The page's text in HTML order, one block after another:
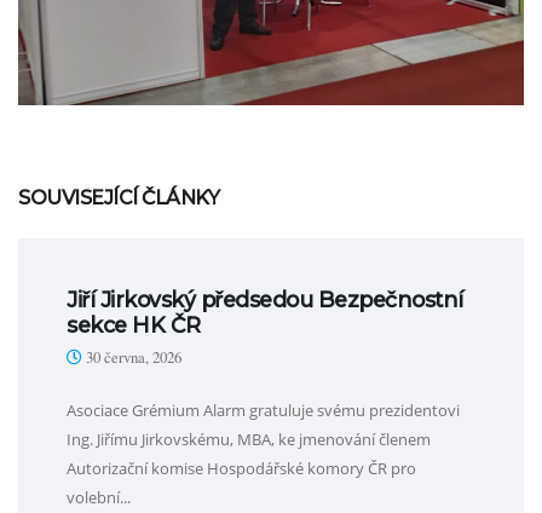
SOUVISEJÍCÍ ČLÁNKY
Jiří Jirkovský předsedou Bezpečnostní
sekce HK ČR
30 června, 2026
Asociace Grémium Alarm gratuluje svému prezidentovi
Ing. Jiřímu Jirkovskému, MBA, ke jmenování členem
Autorizační komise Hospodářské komory ČR pro
volební...